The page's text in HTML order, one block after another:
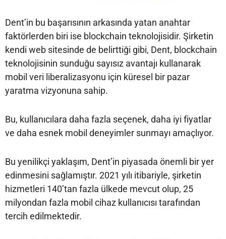
Dent’in bu başarısının arkasında yatan anahtar
faktörlerden biri ise blockchain teknolojisidir. Şirketin
kendi web sitesinde de belirttiği gibi, Dent, blockchain
teknolojisinin sunduğu sayısız avantajı kullanarak
mobil veri liberalizasyonu için küresel bir pazar
yaratma vizyonuna sahip.
Bu, kullanıcılara daha fazla seçenek, daha iyi fiyatlar
ve daha esnek mobil deneyimler sunmayı amaçlıyor.
Bu yenilikçi yaklaşım, Dent’in piyasada önemli bir yer
edinmesini sağlamıştır. 2021 yılı itibariyle, şirketin
hizmetleri 140’tan fazla ülkede mevcut olup, 25
milyondan fazla mobil cihaz kullanıcısı tarafından
tercih edilmektedir.